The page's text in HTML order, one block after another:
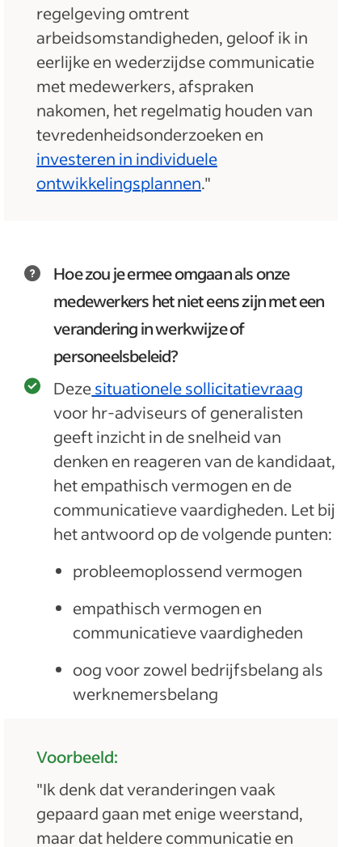
regelgeving omtrent
arbeidsomstandigheden, geloof ik in
eerlijke en wederzijdse communicatie
met medewerkers, afspraken
nakomen, het regelmatig houden van
tevredenheidsonderzoeken en
investeren in individuele
ontwikkelingsplannen."
Hoe zou je ermee omgaan als onze
medewerkers het niet eens zijn met een
verandering in werkwijze of
personeelsbeleid?
Dezesituationele sollicitatievraag
voor hr-adviseurs of generalisten
geeft inzicht in de snelheid van
denken en reageren van de kandidaat,
het empathisch vermogen en de
communicatieve vaardigheden. Let bij
het antwoord op de volgende punten:
probleemoplossend vermogen
empathisch vermogen en
communicatieve vaardigheden
oog voor zowel bedrijfsbelang als
werknemersbelang
Voorbeeld:
"Ik denk dat veranderingen vaak
gepaard gaan met enige weerstand,
maar dat heldere communicatie en